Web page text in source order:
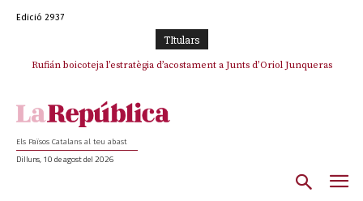
Edició 2937
TItulars
Rufián boicoteja l’estratègia d’acostament a Junts d’Oriol Junqueras
Els Països Catalans al teu abast
Dilluns, 10 de agost del 2026